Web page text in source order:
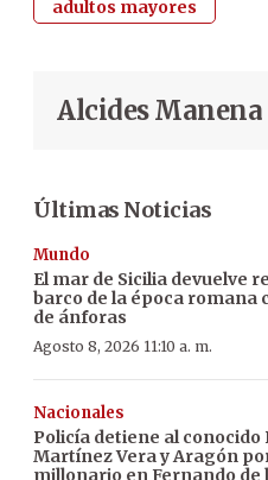
adultos mayores
Alcides Manena
Últimas Noticias
Mundo
El mar de Sicilia devuelve
barco de la época romana
de ánforas
Agosto 8, 2026 11:10 a. m.
Nacionales
Policía detiene al conocido
Martínez Vera y Aragón
millonario en Fernando de